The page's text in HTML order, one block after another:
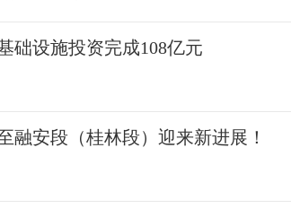
础设施投资完成108亿元
安段（桂林段）迎来新进展！